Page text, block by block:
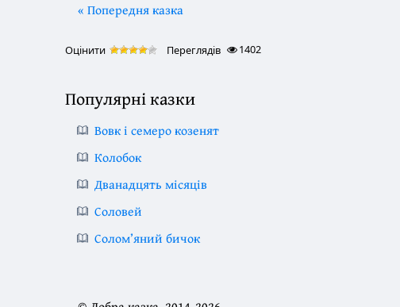
« Попередня казка
Оцінити Переглядів 1402
Популярні казки
Вовк і семеро козенят
Колобок
Дванадцять місяців
Соловей
Солом’яний бичок